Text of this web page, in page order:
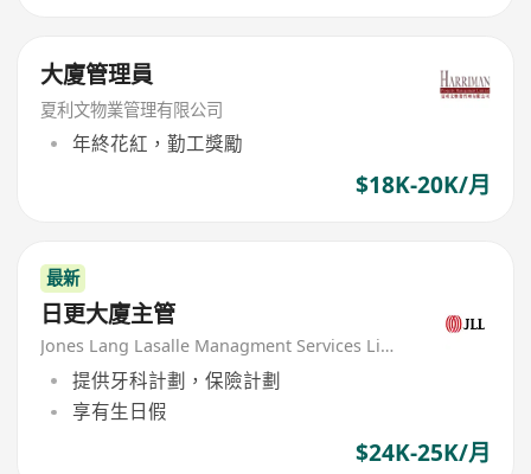
大廈管理員
夏利文物業管理有限公司
年終花紅，勤工獎勵
$18K-20K/月
最新
日更大廈主管
Jones Lang Lasalle Managment Services Limited
提供牙科計劃，保險計劃
享有生日假
$24K-25K/月